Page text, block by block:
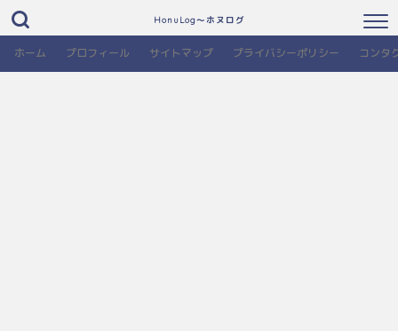
HonuLog～ホヌログ
ホーム プロフィール サイトマップ プライバシーポリシー コンタ